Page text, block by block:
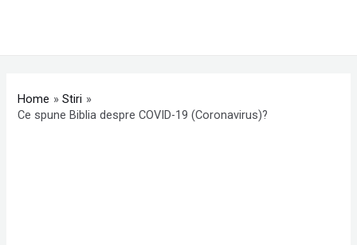
Home
Stiri
Ce spune Biblia despre COVID-19 (Coronavirus)?